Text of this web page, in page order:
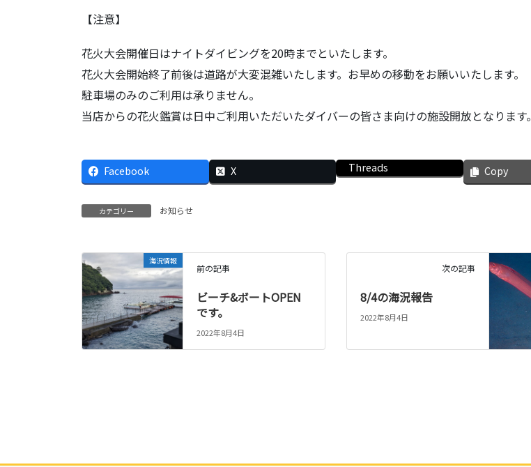
【注意】
花火大会開催日はナイトダイビングを20時までといたします。
花火大会開始終了前後は道路が大変混雑いたします。お早めの移動をお願いいたします。
駐車場のみのご利用は承りません。
当店からの花火鑑賞は日中ご利用いただいたダイバーの皆さま向けの施設開放となります。
Facebook X Threads Copy
カテゴリー お知らせ
海況情報
前の記事
ビーチ&ボートOPEN
です。
2022年8月4日
次の記事
8/4の海況報告
2022年8月4日